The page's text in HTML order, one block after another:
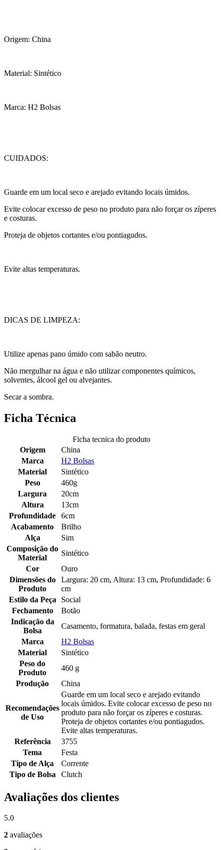
Origem: China
Material: Sintético
Marca: H2 Bolsas
CUIDADOS:
Guarde em um local seco e arejado evitando locais úmidos.
Evite colocar excesso de peso no produto para não forçar os zíperes
e costuras.
Proteja de objetos cortantes e/ou pontiagudos.
Evite altas temperaturas.
DICAS DE LIMPEZA:
Utilize apenas pano úmido com sabão neutro.
Não mergulhar na água e não utilizar componentes químicos,
solventes, álcool gel ou alvejantes.
Secar a sombra.
Ficha Técnica
Ficha tecnica do produto
Origem
China
Marca
H2 Bolsas
Material
Sintético
Peso
460g
Largura
20cm
Altura
13cm
Profundidade
6cm
Acabamento
Brilho
Alça
Sim
Composição do
Material
Sintético
Cor
Ouro
Dimensões do
Produto
Largura: 20 cm, Altura: 13 cm, Profundidade: 6
cm
Estilo da Peça
Social
Fechamento
Botão
Indicação da
Bolsa
Casamento, formatura, balada, festas em geral
Marca
H2 Bolsas
Material
Sintético
Peso do
Produto
460 g
Produção
China
Recomendações
de Uso
Guarde em um local seco e arejado evitando
locais úmidos. Evite colocar excesso de peso no
produto para não forçar os zíperes e costuras.
Proteja de objetos cortantes e/ou pontiagudos.
Evite altas temperaturas.
Referência
3755
Tema
Festa
Tipo de Alça
Corrente
Tipo de Bolsa
Clutch
Avaliações dos clientes
5.0
2 avaliações